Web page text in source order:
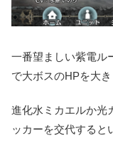
一番望ましい紫電ル
で大ボスのHPを大き
進化水ミカエルか光
ッカーを交代すると